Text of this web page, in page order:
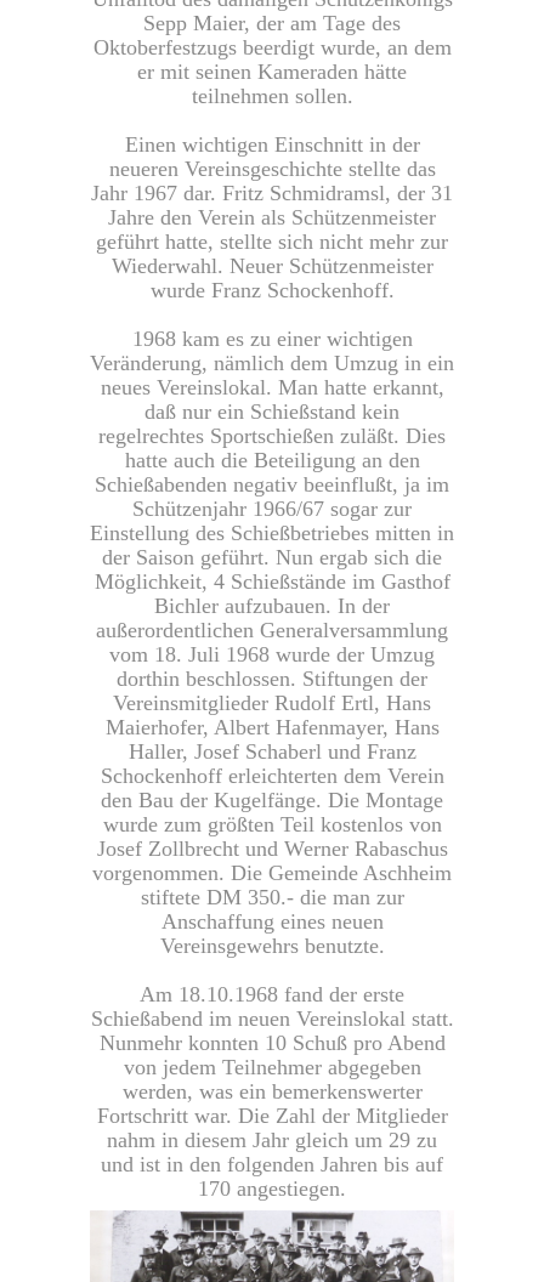
Sepp Maier, der am Tage des
Oktoberfestzugs beerdigt wurde, an dem
er mit seinen Kameraden hätte
teilnehmen sollen.
Einen wichtigen Einschnitt in der
neueren Vereinsgeschichte stellte das
Jahr 1967 dar. Fritz Schmidramsl, der 31
Jahre den Verein als Schützenmeister
geführt hatte, stellte sich nicht mehr zur
Wiederwahl. Neuer Schützenmeister
wurde Franz Schockenhoff.
1968 kam es zu einer wichtigen
Veränderung, nämlich dem Umzug in ein
neues Vereinslokal. Man hatte erkannt,
daß nur ein Schießstand kein
regelrechtes Sportschießen zuläßt. Dies
hatte auch die Beteiligung an den
Schießabenden negativ beeinflußt, ja im
Schützenjahr 1966/67 sogar zur
Einstellung des Schießbetriebes mitten in
der Saison geführt. Nun ergab sich die
Möglichkeit, 4 Schießstände im Gasthof
Bichler aufzubauen. In der
außerordentlichen Generalversammlung
vom 18. Juli 1968 wurde der Umzug
dorthin beschlossen. Stiftungen der
Vereinsmitglieder Rudolf Ertl, Hans
Maierhofer, Albert Hafenmayer, Hans
Haller, Josef Schaberl und Franz
Schockenhoff erleichterten dem Verein
den Bau der Kugelfänge. Die Montage
wurde zum größten Teil kostenlos von
Josef Zollbrecht und Werner Rabaschus
vorgenommen. Die Gemeinde Aschheim
stiftete DM 350.- die man zur
Anschaffung eines neuen
Vereinsgewehrs benutzte.
Am 18.10.1968 fand der erste
Schießabend im neuen Vereinslokal statt.
Nunmehr konnten 10 Schuß pro Abend
von jedem Teilnehmer abgegeben
werden, was ein bemerkenswerter
Fortschritt war. Die Zahl der Mitglieder
nahm in diesem Jahr gleich um 29 zu
und ist in den folgenden Jahren bis auf
170 angestiegen.